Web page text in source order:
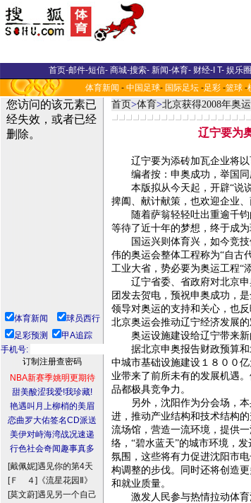
首页-邮件-短信- 商城-搜索- 新闻-体育- 财经-I T- 娱乐圈
体育新闻 - 中国足球- 国际足坛 -足彩 -篮球 -
体育新闻
球员西行
足彩预测
甲A追踪
手机号:
NBA新赛季姚明更期待
甜美酸涩我爱!我珍藏!
艳遇叫月上柳梢的美眉
恋曲罗大佑签名CD派送
美伊对峙海湾战况速递
行色社会奇闻趣事真多
[戴佩妮]遇见你的第4天
[Ｆ ４] 《流星花园Ⅱ》
[莫文蔚]遇见另一个自己
首页>体育>北京获得2008年奥
辽宁要为
辽宁要为添砖加瓦企业将以
编者按：申奥成功，举国同
本版拟从今天起，开辟“说说
捭阖、献计献策，也欢迎企业
随着萨翁轻轻吐出重逾千钧
等待了近十年的梦想，终于成为
国运兴则体育兴，如今竞技
伟的奥运会整体工程称为“自古
工业大省，势必要为奥运工程“
辽宁省委、省政府对北京申
团发去贺电，预祝申奥成功，
领导对奥运的支持和关心，也
北京奥运会推动辽宁经济发展的
奥运设施建设给辽宁带来新
据北京申奥报告财政预算和
中城市基础设施建设１８００
业带来了前所未有的发展机遇
品都极具竞争力。
另外，沈阳作为分会场，本
进，推动产业结构和技术结构
流场馆，营造一流环境，提供
络，“碧水蓝天”的城市环境，
氛围，这些将有力促进沈阳市
构调整的步伐。同时还将创造
和就业质量。
激发人民参与热情拉动体育